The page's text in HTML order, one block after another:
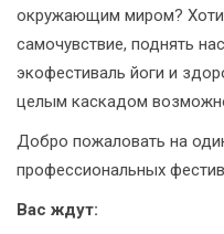
окружающим миром?
самочувствие, поднять
экофестиваль йоги и
целым каскадом
Добро пожаловать на
профессиональных
Вас ждут: